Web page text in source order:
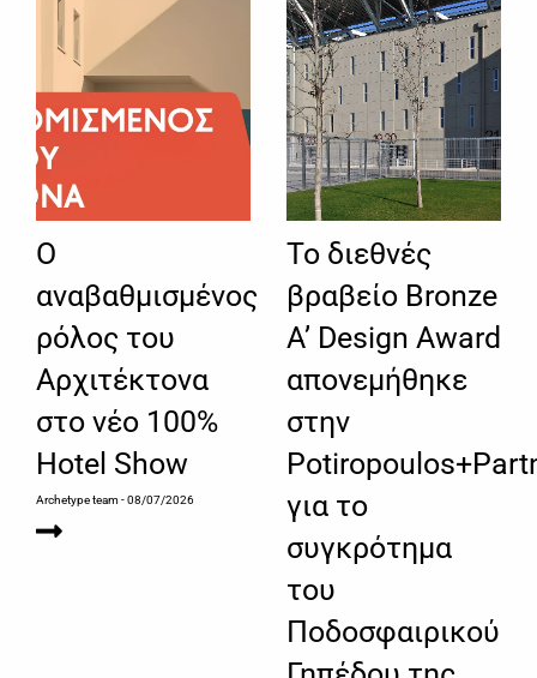
Ο
αναβαθμισμένος
ρόλος του
Αρχιτέκτονα
στο νέο 100%
Hotel Show
Archetype team- 08/07/2026
Το διεθνές
βραβείο Bronze
A’ Design Award
απονεμήθηκε
στην
για το
συγκρότημα
του
Ποδοσφαιρικού